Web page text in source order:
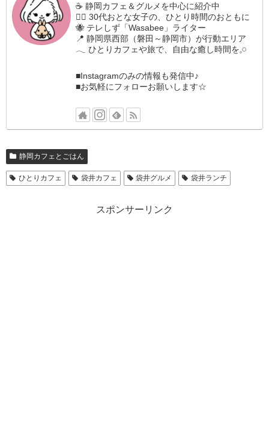
☕️ 静岡カフェ＆グルメを中心に紹介中
🚶‍♀️ 30代おとな女子の、ひとり時間のおともに
🐝 テレしず「Wasabee」ライター
📍 静岡県西部（磐田～静岡市）が行動エリア
𓂃 ひとりカフェや旅で、自由な癒し時間を𓈒𓏸
■Instagramのみの情報も発信中♪
■お気軽にフォローお願いします☆
静岡カフェとごはん
ひとりカフェ 袋井カフェ 袋井グルメ 袋井ランチ
スポンサーリンク